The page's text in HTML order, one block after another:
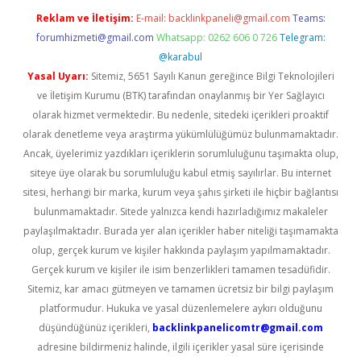
Reklam ve İletişim: E-mail: backlinkpaneli@gmail.com Teams:
forumhizmeti@gmail.com Whatsapp: 0262 606 0 726 Telegram:
@karabul
Yasal Uyarı: Sitemiz, 5651 Sayılı Kanun gereğince Bilgi Teknolojileri
ve İletişim Kurumu (BTK) tarafından onaylanmış bir Yer Sağlayıcı
olarak hizmet vermektedir. Bu nedenle, sitedeki içerikleri proaktif
olarak denetleme veya araştırma yükümlülüğümüz bulunmamaktadır.
Ancak, üyelerimiz yazdıkları içeriklerin sorumluluğunu taşımakta olup,
siteye üye olarak bu sorumluluğu kabul etmiş sayılırlar. Bu internet
sitesi, herhangi bir marka, kurum veya şahıs şirketi ile hiçbir bağlantısı
bulunmamaktadır. Sitede yalnızca kendi hazırladığımız makaleler
paylaşılmaktadır. Burada yer alan içerikler haber niteliği taşımamakta
olup, gerçek kurum ve kişiler hakkında paylaşım yapılmamaktadır.
Gerçek kurum ve kişiler ile isim benzerlikleri tamamen tesadüfidir.
Sitemiz, kar amacı gütmeyen ve tamamen ücretsiz bir bilgi paylaşım
platformudur. Hukuka ve yasal düzenlemelere aykırı olduğunu
düşündüğünüz içerikleri, backlinkpanelicomtr@gmail.com
adresine bildirmeniz halinde, ilgili içerikler yasal süre içerisinde